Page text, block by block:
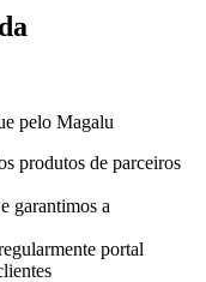
pelo Magalu
produtos de parceiros
garantimos a
portal